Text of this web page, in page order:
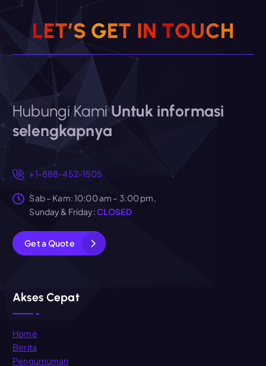
LET’S GET IN TOUCH
Hubungi KamiUntuk informasi
selengkapnya
+1-888-452-1505
Sab – Kam: 10:00 am – 3:00 pm,
Sunday & Friday:CLOSED
GetaQuote
Akses Cepat
Home
Berita
Pengumuman